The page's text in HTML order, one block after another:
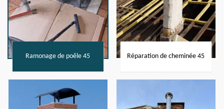
Ramonage de poêle 45 Réparation de cheminée 45